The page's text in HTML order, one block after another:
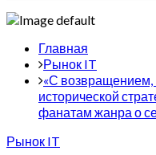
Главная
Рынок IT
«С возвращением,
исторической
фанатам жанра о
Рынок IT